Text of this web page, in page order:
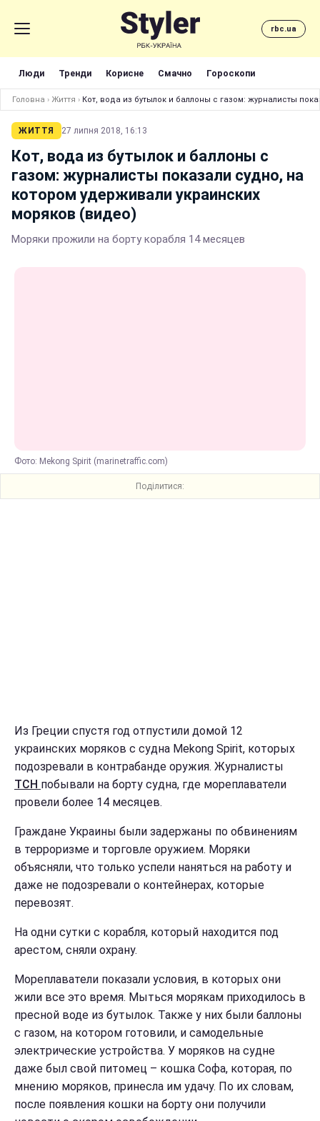
rbc.ua
Люди Тренди Корисне Смачно Гороскопи
Головна › Життя › Кот, вода из бутылок и баллоны с газом: журналисты
ЖИТТЯ 27 липня 2018, 16:13
Кот, вода из бутылок и баллоны с
газом: журналисты показали судно, на
котором удерживали украинских
моряков (видео)
Моряки прожили на борту корабля 14 месяцев
Фото: Mekong Spirit (marinetraffic.com)
Поділитися:
Из Греции спустя год отпустили домой 12
украинских моряков с судна Mekong Spirit, которых
подозревали в контрабанде оружия. Журналисты
ТСН побывали на борту судна, где мореплаватели
провели более 14 месяцев.
Граждане Украины были задержаны по обвинениям
в терроризме и торговле оружием. Моряки
объясняли, что только успели наняться на работу и
даже не подозревали о контейнерах, которые
перевозят.
На одни сутки с корабля, который находится под
арестом, сняли охрану.
Мореплаватели показали условия, в которых они
жили все это время. Мыться морякам приходилось в
пресной воде из бутылок. Также у них были баллоны
с газом, на котором готовили, и самодельные
электрические устройства. У моряков на судне
даже был свой питомец – кошка Софа, которая, по
мнению моряков, принесла им удачу. По их словам,
после появления кошки на борту они получили